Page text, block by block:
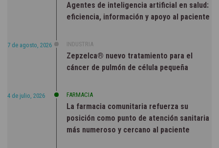
Agentes de inteligencia artificial en salud:
eficiencia, información y apoyo al paciente
7 de agosto, 2026 INDUSTRIA
Zepzelca® nuevo tratamiento para el
cáncer de pulmón de célula pequeña
4 de julio, 2026 FARMACIA
La farmacia comunitaria refuerza su
posición como punto de atención sanitaria
más numeroso y cercano al paciente